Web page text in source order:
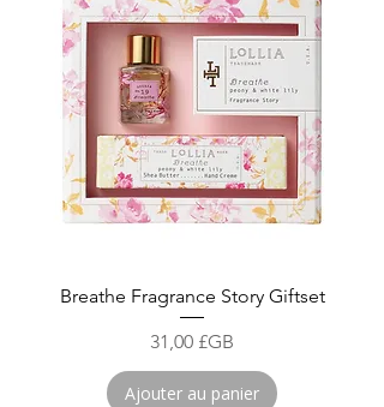
Breathe Fragrance Story Giftset
Prix
31,00 £GB
Ajouter au panier